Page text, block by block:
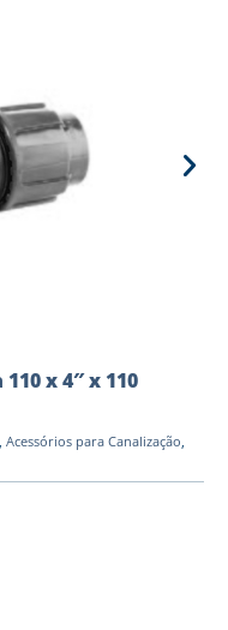
x 4″ x 110
, Acessórios para Canalização,